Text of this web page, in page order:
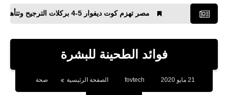
رياضة
مواقع
اخبار
مصر تهزم كوت ديفوار 5-4 بركلات الترجيح وتتأهل لمواجهة المغرب
فوائد الطحينة للبشرة
fovtech الصفحة الرئيسية صحة